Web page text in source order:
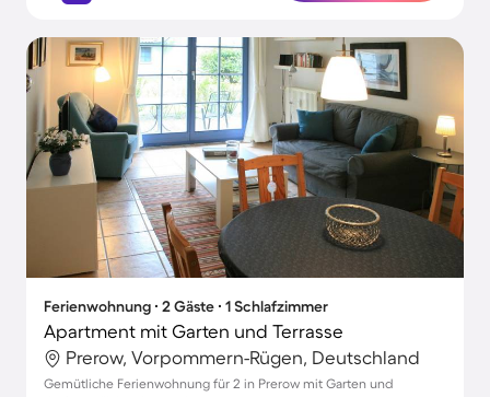
Ferienwohnung ∙ 2 Gäste ∙ 1 Schlafzimmer
Apartment mit Garten und Terrasse
Prerow, Vorpommern-Rügen, Deutschland
Gemütliche Ferienwohnung für 2 in Prerow mit Garten und